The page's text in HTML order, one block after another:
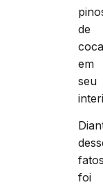
de
em
seu
foi